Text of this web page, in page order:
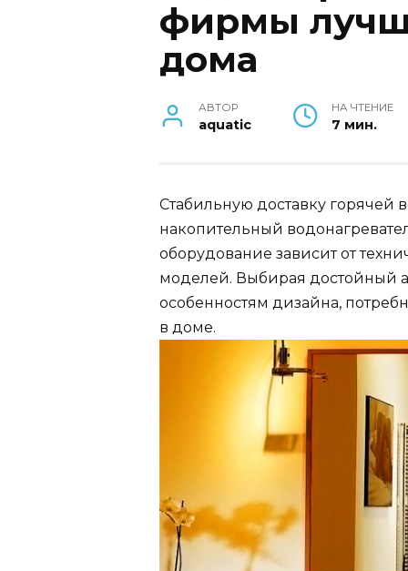
фирмы
дома
АВТОР
aquatic
НА ЧТЕНИЕ
7 мин.
Стабильную доставку
накопительный
оборудование зависит от
моделей. Выбирая достойный
особенностям дизайна,
в доме.